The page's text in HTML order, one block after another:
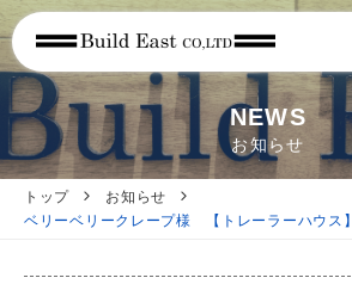
NEWS
お知らせ
トップ
お知らせ
ベリーベリークレープ様 【トレーラーハウス】